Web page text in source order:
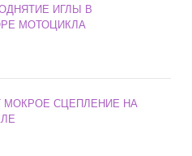
ИГЛЫ В
МОТОЦИКЛА
МОКРОЕ СЦЕПЛЕНИЕ НА